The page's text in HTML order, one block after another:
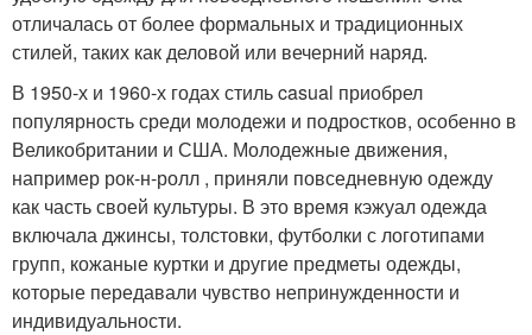
отличалась от более формальных и традиционных
стилей, таких как деловой или вечерний наряд.
В 1950-х и 1960-х годах стиль casual приобрел
популярность среди молодежи и подростков, особенно в
Великобритании и США. Молодежные движения,
например рок-н-ролл , приняли повседневную одежду
как часть своей культуры. В это время кэжуал одежда
включала джинсы, толстовки, футболки с логотипами
групп, кожаные куртки и другие предметы одежды,
которые передавали чувство непринужденности и
индивидуальности.